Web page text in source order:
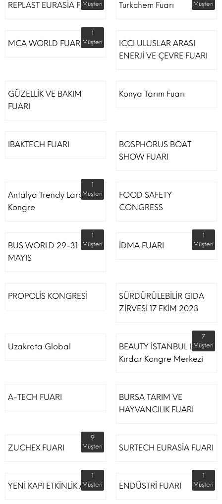
REPLAST EURASİA FUARI
Müşteri
Turkchem Fuarı
Müşteri
MCA WORLD FUARI
1
Müşteri
ICCI ULUSLAR ARASI
ENERJİ VE ÇEVRE FUARI
GÜZELLİK VE BAKIM
FUARI
Konya Tarım Fuarı
IBAKTECH FUARI
BOSPHORUS BOAT
SHOW FUARI
Antalya Trendy Lara Otel
Kongre
1
Müşteri
FOOD SAFETY
CONGRESS
BUS WORLD 29-31
MAYIS
1
Müşteri
İDMA FUARI
1
Müşteri
PROPOLİS KONGRESİ
SÜRDÜRÜLEBİLİR GIDA
ZİRVESİ 17 EKİM 2023
Uzakrota Global
BEAUTY İSTANBUL Lütfi
Kırdar Kongre Merkezi
7
Müşteri
A-TECH FUARI
BURSA TARIM VE
HAYVANCILIK FUARI
ZUCHEX FUARI
9
Müşteri
SURTECH EURASİA FUARI
YENİ KAPI ETKİNLİK ALANI
1
Müşteri
ENDÜSTRİ FUARI
1
Müşteri